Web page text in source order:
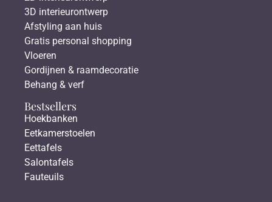
3D interieurontwerp
Afstyling aan huis
Gratis personal shopping
Vloeren
Gordijnen & raamdecoratie
Behang & verf
Bestsellers
Hoekbanken
Eetkamerstoelen
Eettafels
Salontafels
Fauteuils